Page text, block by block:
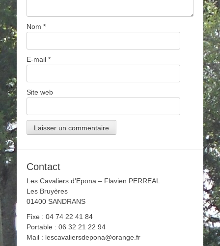
Nom *
E-mail *
Site web
Contact
Les Cavaliers d’Epona – Flavien PERREAL
Les Bruyères
01400 SANDRANS
Fixe : 04 74 22 41 84
Portable : 06 32 21 22 94
Mail : lescavaliersdepona@orange.fr